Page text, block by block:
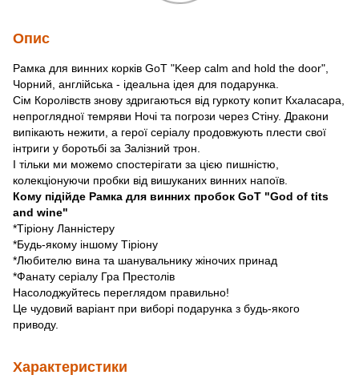
Опис
Рамка для винних корків GoT "Keep calm and hold the door",
Чорний, англійська - ідеальна ідея для подарунка.
Сім Королівств знову здригаються від гуркоту копит Кхаласара,
непроглядної темряви Ночі та погрози через Стіну. Дракони
випікають нежити, а герої серіалу продовжують плести свої
інтриги у боротьбі за Залізний трон.
І тільки ми можемо спостерігати за цією пишністю,
колекціонуючи пробки від вишуканих винних напоїв.
Кому підійде Рамка для винних пробок GoT "God of tits
and wine"
*Тіріону Ланністеру
*Будь-якому іншому Тіріону
*Любителю вина та шанувальнику жіночих принад
*Фанату серіалу Гра Престолів
Насолоджуйтесь переглядом правильно!
Це чудовий варіант при виборі подарунка з будь-якого
приводу.
Характеристики